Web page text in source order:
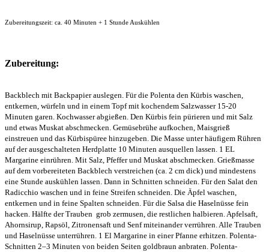
Zubereitungszeit: ca. 40 Minuten + 1 Stunde Auskühlen
Zubereitung:
Backblech mit Backpapier auslegen. Für die Polenta den Kürbis waschen,
entkernen, würfeln und in einem Topf mit kochendem Salzwasser 15-20
Minuten garen. Kochwasser abgießen. Den Kürbis fein pürieren und mit Salz
und etwas Muskat abschmecken. Gemüsebrühe aufkochen, Maisgrieß
einstreuen und das Kürbispüree hinzugeben. Die Masse unter häufigem Rühren
auf der ausgeschalteten Herdplatte 10 Minuten ausquellen lassen. 1 EL
Margarine einrühren. Mit Salz, Pfeffer und Muskat abschmecken. Grießmasse
auf dem vorbereiteten Backblech verstreichen (ca. 2 cm dick) und mindestens
eine Stunde auskühlen lassen. Dann in Schnitten schneiden. Für den Salat den
Radicchio waschen und in feine Streifen schneiden. Die Äpfel waschen,
entkernen und in feine Spalten schneiden. Für die Salsa die Haselnüsse fein
hacken. Hälfte der Trauben grob zermusen, die restlichen halbieren. Apfelsaft,
Ahornsirup, Rapsöl, Zitronensaft und Senf miteinander verrühren. Alle Trauben
und Haselnüsse unterrühren. 1 El Margarine in einer Pfanne erhitzen. Polenta-
Schnitten 2–3 Minuten von beiden Seiten goldbraun anbraten. Polenta-